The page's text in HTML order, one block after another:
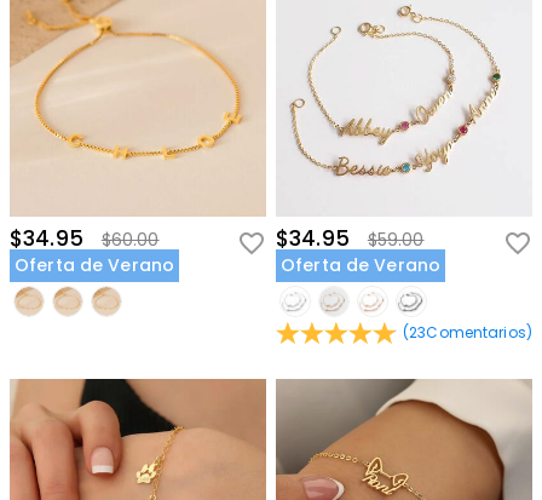
$34.95
$60.00
Oferta de Verano
$34.95
$59.00
Oferta de Verano
(23Comentarios)